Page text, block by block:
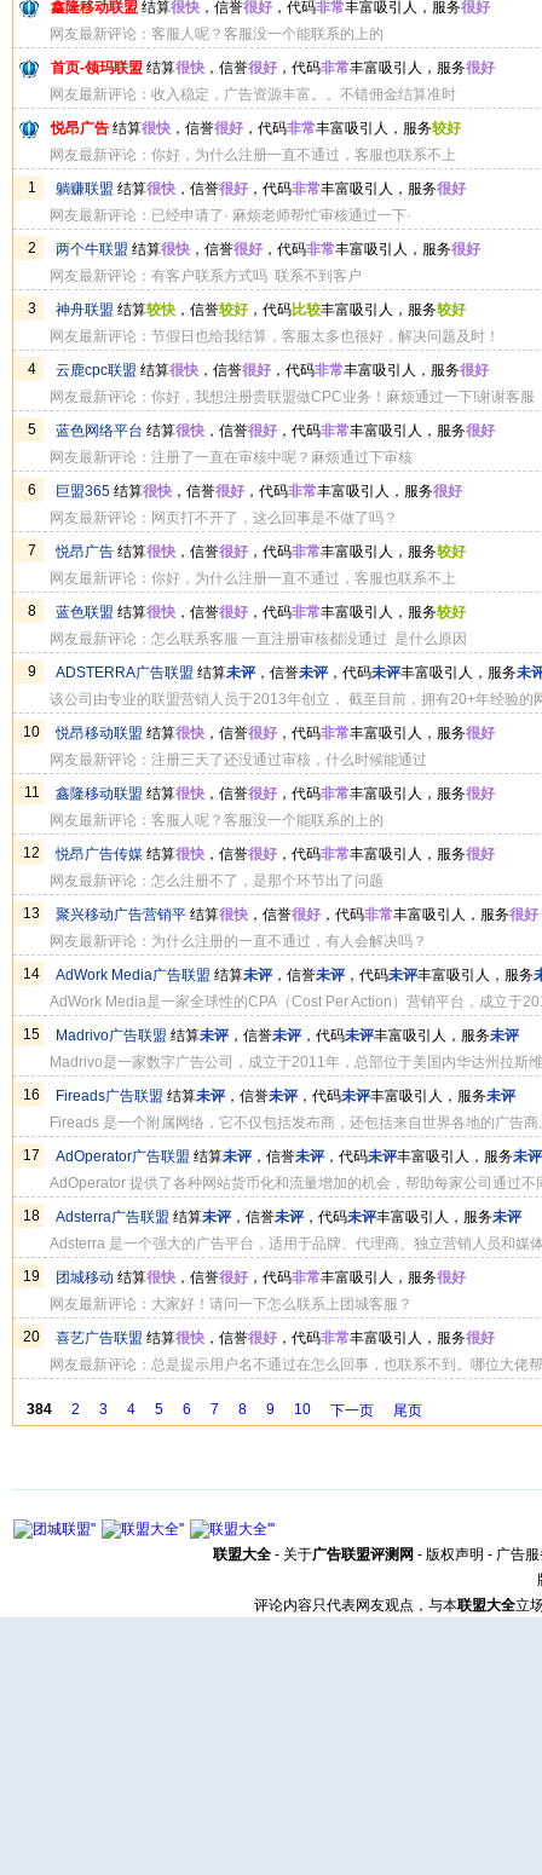
鑫隆移动联盟 结算很快 ，信誉很好 ，代码非常丰富吸引人，服务很好
网友最新评论：客服人呢？客服没一个能联系的上的
首页-领玛联盟 结算很快 ，信誉很好 ，代码非常丰富吸引人，服务很好
网友最新评论：收入稳定，广告资源丰富。。不错佣金结算准时
悦昂广告 结算很快 ，信誉很好 ，代码非常丰富吸引人，服务较好
网友最新评论：你好，为什么注册一直不通过，客服也联系不上
1
躺赚联盟 结算很快 ，信誉很好 ，代码非常丰富吸引人，服务很好
网友最新评论：已经申请了· 麻烦老师帮忙审核通过一下·
2
两个牛联盟 结算很快 ，信誉很好 ，代码非常丰富吸引人，服务很好
网友最新评论：有客户联系方式吗 联系不到客户
3
神舟联盟 结算较快 ，信誉较好，代码比较丰富吸引人，服务较好
网友最新评论：节假日也给我结算，客服太多也很好，解决问题及时！
4
云鹿cpc联盟 结算很快 ，信誉很好 ，代码非常丰富吸引人，服务很好
网友最新评论：你好，我想注册贵联盟做CPC业务！麻烦通过一下!谢谢客服
5
蓝色网络平台 结算很快 ，信誉很好 ，代码非常丰富吸引人，服务很好
网友最新评论：注册了一直在审核中呢？麻烦通过下审核
6
巨盟365 结算很快 ，信誉很好 ，代码非常丰富吸引人，服务很好
网友最新评论：网页打不开了，这么回事是不做了吗？
7
悦昂广告 结算很快 ，信誉很好 ，代码非常丰富吸引人，服务较好
网友最新评论：你好，为什么注册一直不通过，客服也联系不上
8
蓝色联盟 结算很快 ，信誉很好 ，代码非常丰富吸引人，服务较好
网友最新评论：怎么联系客服 一直注册审核都没通过 是什么原因
9
ADSTERRA广告联盟 结算未评 ，信誉未评 ，代码未评丰富吸引人，服务未
该公司由专业的联盟营销人员于2013年创立， 截至目前，拥有20+年经验
用社交媒体和直接链接的力量创造收入提供了独特机会。你无需将流量带到
Smartlinks，并根据用户互动和转化率获得收入。
10 悦昂移动联盟 结算很快 ，信誉很好 ，代码非常丰富吸引人，服务很好
网友最新评论：注册三天了还没通过审核，什么时候能通过
11
鑫隆移动联盟 结算很快 ，信誉很好 ，代码非常丰富吸引人，服务很好
网友最新评论：客服人呢？客服没一个能联系的上的
12
悦昂广告传媒 结算很快 ，信誉很好 ，代码非常丰富吸引人，服务很好
网友最新评论：怎么注册不了，是那个环节出了问题
13
聚兴移动广告营销平 结算很快 ，信誉很好 ，代码非常丰富吸引人，服务很好
网友最新评论：为什么注册的一直不通过，有人会解决吗？
14
AdWork Media广告联盟 结算未评 ，信誉未评 ，代码未评丰富吸引人，服务
AdWork Media是一家全球性的CPA（Cost Per Action）营销平台，成立于
AdWork Media是一家可靠、专业的广告联盟公司。如果您需要在CPA模式
以考虑选择AdWork Media作为合作伙伴
15 Madrivo广告联盟 结算未评 ，信誉未评 ，代码未评丰富吸引人，服务未评
Madrivo是一家数字广告公司，成立于2011年，总部位于美国内华达州拉斯
和数据驱动的营销服务。他们的核心业务包括电子邮件营销、社交媒体广告
的数字广告公司，Madrivo在业内享有很高的声誉。他们拥有丰富的经验和
增长目标。
16 Fireads广告联盟 结算未评 ，信誉未评 ，代码未评丰富吸引人，服务未评
Fireads 是一个附属网络，它不仅包括发布商，还包括来自世界各地的广告
质量广告。这就是我们受到成千上万合作伙伴信任的原因。自我们在联盟
尽最大努力为我们的合作伙伴提供全力支持，共同取得更大的成功。
17 AdOperator广告联盟 结算未评 ，信誉未评 ，代码未评丰富吸引人，服务未评
AdOperator 提供了各种网站货币化和流量增加的机会，帮助每家公司通过
广告有利可图。通过 ROI、潜在客户、PPC、销售额和其他关键绩效指标
段来宣传您的业务。
18 Adsterra广告联盟 结算未评 ，信誉未评 ，代码未评丰富吸引人，服务未评
Adsterra 是一个强大的广告平台，适用于品牌、代理商、独立营销人员和媒
放给最匹配的受众。从超过 20,000 家直接发布商那里释放高质量的 CPM、
19 团城移动 结算很快 ，信誉很好 ，代码非常丰富吸引人，服务很好
网友最新评论：大家好！请问一下怎么联系上团城客服？
20
喜艺广告联盟 结算很快 ，信誉很好 ，代码非常丰富吸引人，服务很好
网友最新评论：总是提示用户名不通过在怎么回事，也联系不到。哪位大佬
384
2 3 4 5 6 7 8 9 10 下一页 尾页
联盟大全 - 关于广告联盟评测网 - 版权声明 - 广告
评论内容只代表网友观点，与本联盟大全立